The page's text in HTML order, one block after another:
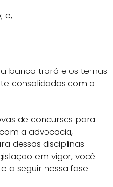
e,
banca trará e os temas
consolidados com o
de concursos para
a advocacia,
dessas disciplinas
em vigor, você
a seguir nessa fase